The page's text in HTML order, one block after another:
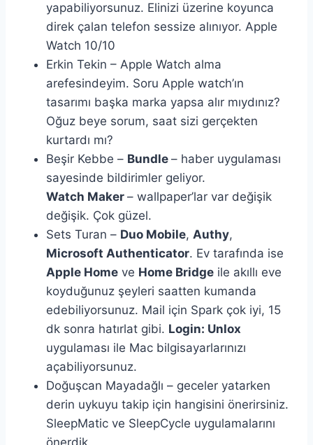
yapabiliyorsunuz. Elinizi üzerine koyunca
direk çalan telefon sessize alınıyor. Apple
Watch 10/10
Erkin Tekin – Apple Watch alma
arefesindeyim. Soru Apple watch’ın
tasarımı başka marka yapsa alır mıydınız?
Oğuz beye sorum, saat sizi gerçekten
kurtardı mı?
Beşir Kebbe – Bundle – haber uygulaması
sayesinde bildirimler geliyor.
Watch Maker – wallpaper’lar var değişik
değişik. Çok güzel.
Sets Turan – Duo Mobile, Authy,
Microsoft Authenticator. Ev tarafında ise
Apple Home ve Home Bridge ile akıllı eve
koyduğunuz şeyleri saatten kumanda
edebiliyorsunuz. Mail için Spark çok iyi, 15
dk sonra hatırlat gibi. Login: Unlox
uygulaması ile Mac bilgisayarlarınızı
açabiliyorsunuz.
Doğuşcan Mayadağlı – geceler yatarken
derin uykuyu takip için hangisini önerirsiniz.
SleepMatic ve SleepCycle uygulamalarını